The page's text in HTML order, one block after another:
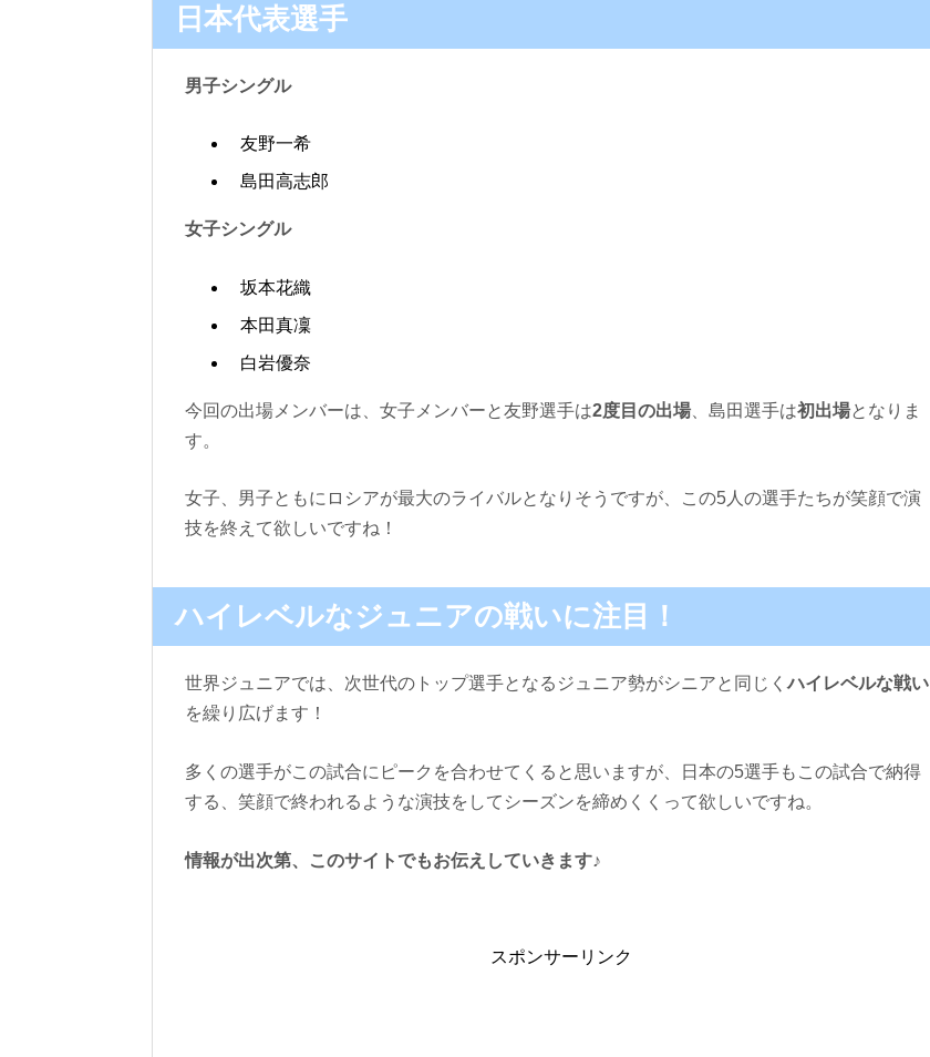
日本代表選手
男子シングル
友野一希
島田高志郎
女子シングル
坂本花織
本田真凜
白岩優奈
今回の出場メンバーは、女子メンバーと友野選手は2度目の出場、島田選手は初出場となりま
す。
女子、男子ともにロシアが最大のライバルとなりそうですが、この5人の選手たちが笑顔で演
技を終えて欲しいですね！
ハイレベルなジュニアの戦いに注目！
世界ジュニアでは、次世代のトップ選手となるジュニア勢がシニアと同じくハイレベルな戦い
を繰り広げます！
多くの選手がこの試合にピークを合わせてくると思いますが、日本の5選手もこの試合で納得
する、笑顔で終われるような演技をしてシーズンを締めくくって欲しいですね。
情報が出次第、このサイトでもお伝えしていきます♪
スポンサーリンク